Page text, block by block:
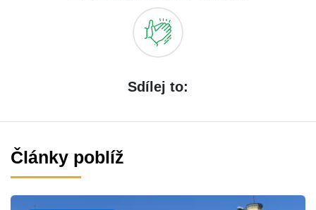
Sdílej to:
Články poblíž